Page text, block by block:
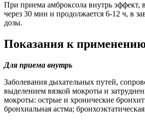
При приема амброксола внутрь эффект,
через 30 мин и продолжается 6-12 ч, в
дозы.
Показания к
Для приема внутрь
Заболевания дыхательных путей,
выделением вязкой мокроты и
мокроты: острые и хронические
бронхиальная астма;